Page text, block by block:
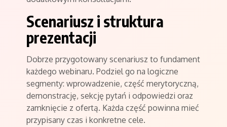
Scenariusz i struktura
prezentacji
Dobrze przygotowany scenariusz to fundament
każdego webinaru. Podziel go na logiczne
segmenty: wprowadzenie, część merytoryczną,
demonstrację, sekcję pytań i odpowiedzi oraz
zamknięcie z ofertą. Każda część powinna mieć
przypisany czas i konkretne cele.